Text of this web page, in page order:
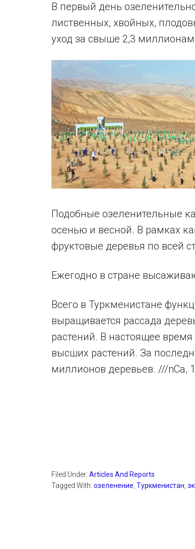
В первый день
лиственных, хвойных,
уход за свыше 2,3
Подобные озеленительные
осенью и весной. В рамках
фруктовые деревья по всей
Ежегодно в стране
Всего в Туркменистане
выращивается рассада
растений. В настоящее
высших растений. За
миллионов деревьев. ///nCa,
Filed Under: Articles And Reports
Tagged With: озеленение Туркменистан